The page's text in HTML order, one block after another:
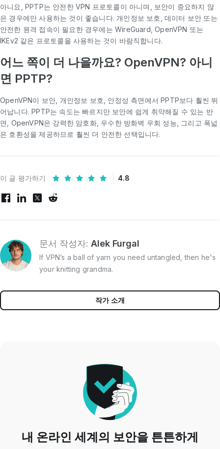
아니요, PPTP는 안전한 VPN 프로토콜이 아니며, 보안이 중요하지 않
은 경우에만 사용하는 것이 좋습니다. 개인정보 보호, 데이터 보안 또는
안전한 원격 접속이 필요한 경우에는 WireGuard, OpenVPN 또는
IKEv2 같은 프로토콜을 사용하는 것이 바람직합니다.
어느 쪽이 더 나을까요? OpenVPN? 아니
면 PPTP?
OpenVPN이 보안, 개인정보 보호, 안정성 측면에서 PPTP보다 훨씬 뛰
어납니다. PPTP는 속도는 빠르지만 보안에 쉽게 취약해질 수 있는 반
면, OpenVPN은 강력한 암호화, 우수한 방화벽 우회 성능, 그리고 폭넓
은 호환성을 제공하므로 훨씬 더 안전한 선택입니다.
이 글 평가하기 4.8
문서 작성자: Alek Furgal
If VPN’s a ball of yarn you need untangled, then he's
your knitting grandma.
작가 소개
내 온라인 세계의 보안을 튼튼하게